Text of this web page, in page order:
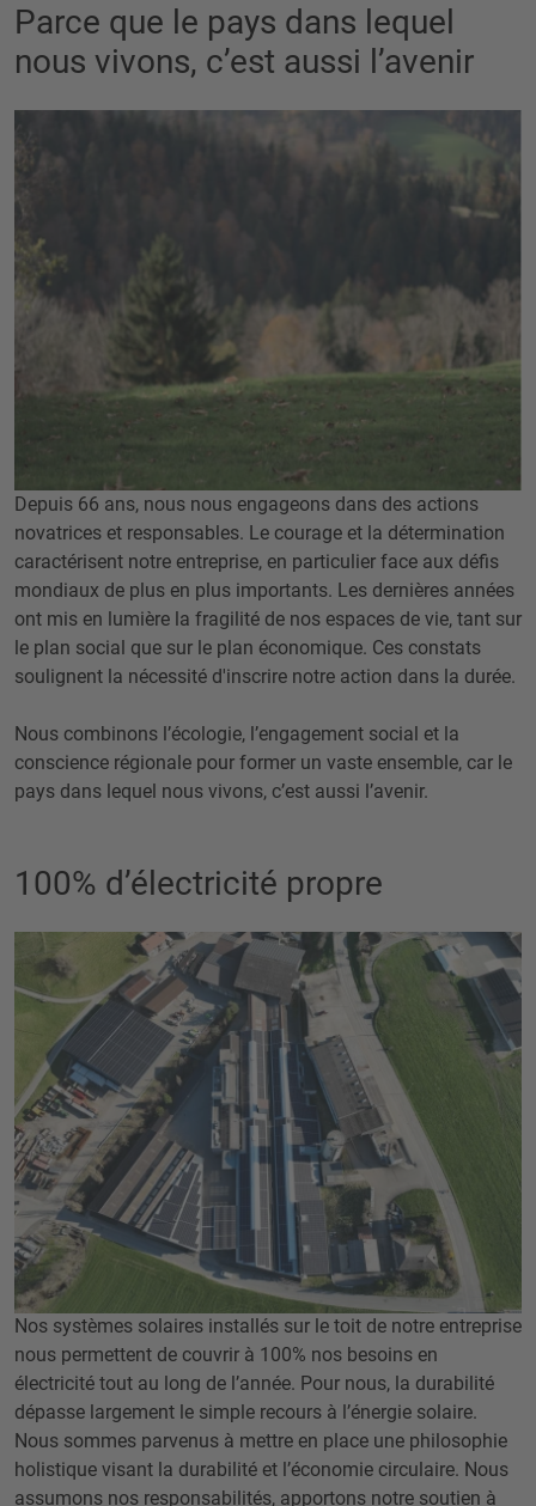
Parce que le pays dans lequel
nous vivons, c’est aussi l’avenir
Depuis 66 ans, nous nous engageons dans des actions
novatrices et responsables. Le courage et la détermination
caractérisent notre entreprise, en particulier face aux défis
mondiaux de plus en plus importants. Les dernières années
ont mis en lumière la fragilité de nos espaces de vie, tant sur
le plan social que sur le plan économique. Ces constats
soulignent la nécessité d'inscrire notre action dans la durée.
Nous combinons l’écologie, l’engagement social et la
conscience régionale pour former un vaste ensemble, car le
pays dans lequel nous vivons, c’est aussi l’avenir.
100% d’électricité propre
Nos systèmes solaires installés sur le toit de notre entreprise
nous permettent de couvrir à 100% nos besoins en
électricité tout au long de l’année. Pour nous, la durabilité
dépasse largement le simple recours à l’énergie solaire.
Nous sommes parvenus à mettre en place une philosophie
holistique visant la durabilité et l’économie circulaire. Nous
assumons nos responsabilités, apportons notre soutien à